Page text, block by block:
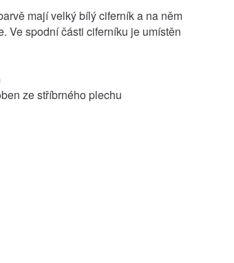
mají velký bílý ciferník a na něm
Ve spodní části ciferníku je umístěn
ze stříbrného plechu